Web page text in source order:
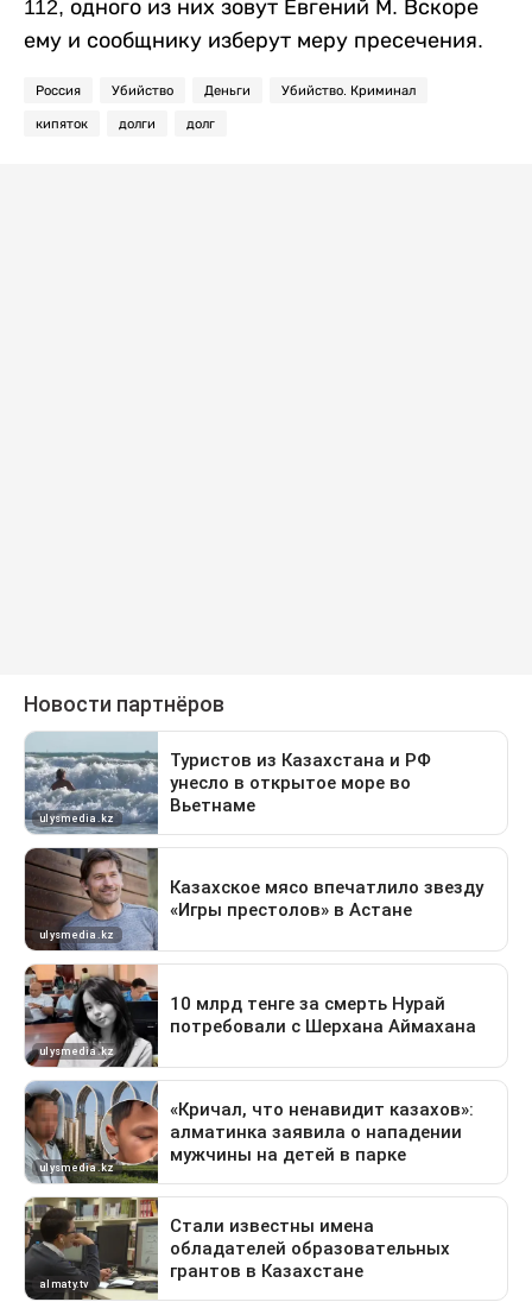
112, одного из них зовут Евгений М. Вскоре
ему и сообщнику изберут меру пресечения.
Россия Убийство Деньги Убийство. Криминал
кипяток долги долг